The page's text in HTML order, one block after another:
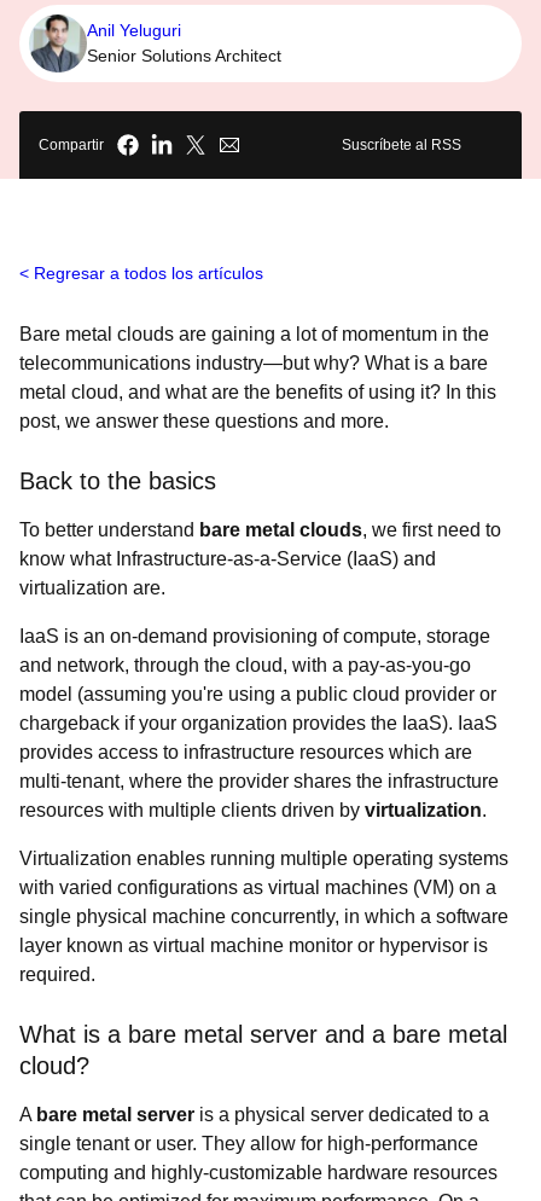
Anil Yeluguri
Senior Solutions Architect
Compartir Suscríbete al RSS
Regresar a todos los artículos
Bare metal clouds are gaining a lot of momentum in the
telecommunications industry—but why? What is a bare
metal cloud, and what are the benefits of using it? In this
post, we answer these questions and more.
Back to the basics
To better understand bare metal clouds, we first need to
know what Infrastructure-as-a-Service (IaaS) and
virtualization are.
IaaS is an on-demand provisioning of compute, storage
and network, through the cloud, with a pay-as-you-go
model (assuming you're using a public cloud provider or
chargeback if your organization provides the IaaS). IaaS
provides access to infrastructure resources which are
multi-tenant, where the provider shares the infrastructure
resources with multiple clients driven by virtualization.
Virtualization enables running multiple operating systems
with varied configurations as virtual machines (VM) on a
single physical machine concurrently, in which a software
layer known as virtual machine monitor or hypervisor is
required.
What is a bare metal server and a bare metal
cloud?
A bare metal server is a physical server dedicated to a
single tenant or user. They allow for high-performance
computing and highly-customizable hardware resources